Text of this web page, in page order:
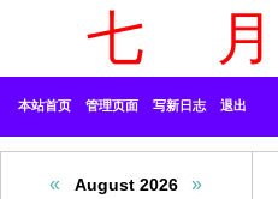
七
本站首页 管理页面 写新日志 退出
« August 2026 »